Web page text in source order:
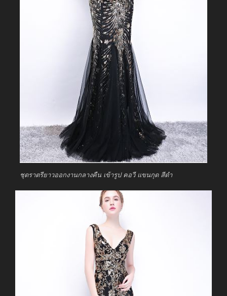
ชุดราตรียาวออกงานกลางคืน เข้ารูป คอวี แขนกุด สีดำ